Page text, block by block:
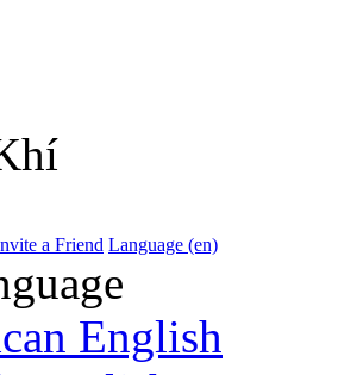
a Friend Language (en)
English